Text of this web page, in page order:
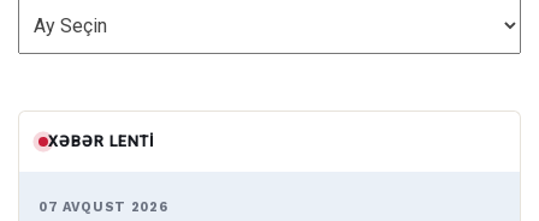
ARXİV
XƏBƏR LENTI
07 AVQUST 2026